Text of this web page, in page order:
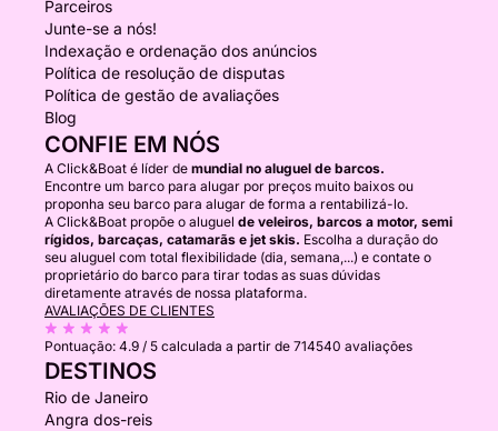
Parceiros
Junte-se a nós!
Indexação e ordenação dos anúncios
Política de resolução de disputas
Política de gestão de avaliações
Blog
CONFIE EM NÓS
A Click&Boat é líder de mundial no aluguel de barcos.
Encontre um barco para alugar por preços muito baixos ou
proponha seu barco para alugar de forma a rentabilizá-lo.
A Click&Boat propõe o aluguel de veleiros, barcos a motor, semi
rígidos, barcaças, catamarãs e jet skis. Escolha a duração do
seu aluguel com total flexibilidade (dia, semana,...) e contate o
proprietário do barco para tirar todas as suas dúvidas
diretamente através de nossa plataforma.
AVALIAÇÕES DE CLIENTES
Pontuação: 4.9 / 5 calculada a partir de 714540 avaliações
DESTINOS
Rio de Janeiro
Angra dos-reis